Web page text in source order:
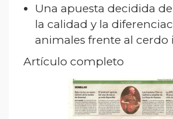
Una apuesta decidida
la calidad y la
animales frente al cerdo
Artículo completo